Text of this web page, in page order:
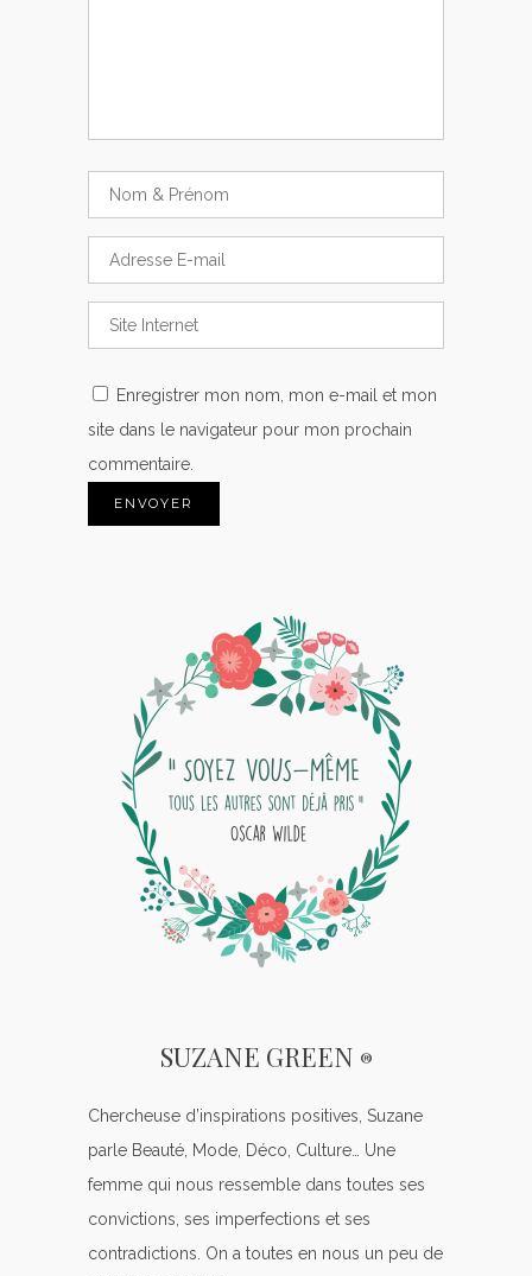
Enregistrer mon nom, mon e-mail et mon
site dans le navigateur pour mon prochain
commentaire.
SUZANE GREEN ®
Chercheuse d’inspirations positives, Suzane
parle Beauté, Mode, Déco, Culture… Une
femme qui nous ressemble dans toutes ses
convictions, ses imperfections et ses
contradictions. On a toutes en nous un peu de